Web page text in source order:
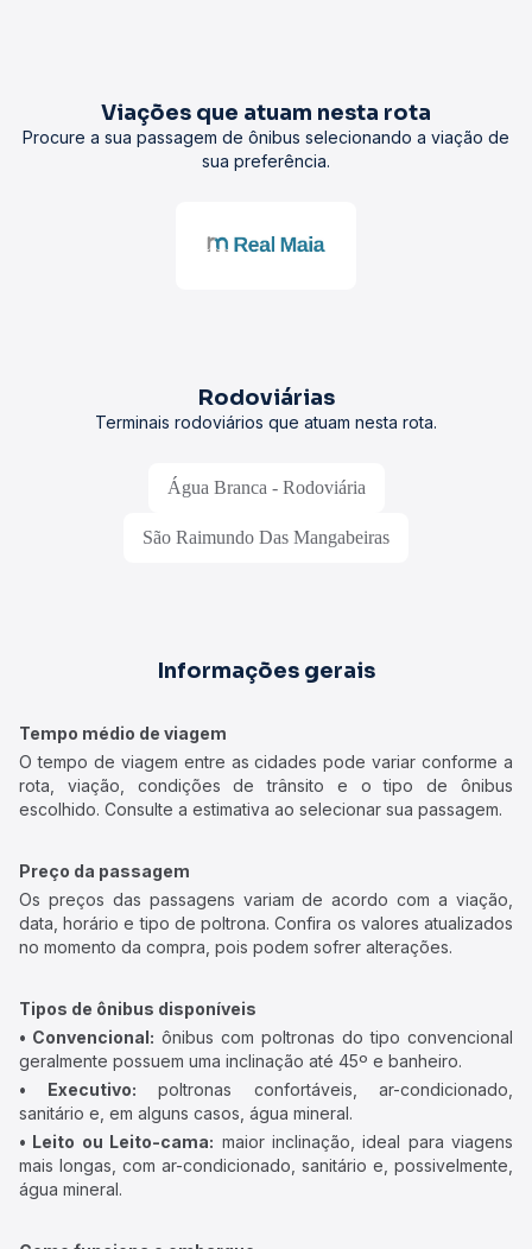
Viações que atuam nesta rota
Procure a sua passagem de ônibus selecionando a viação de
sua preferência.
Rodoviárias
Terminais rodoviários que atuam nesta rota.
Água Branca - Rodoviária
São Raimundo Das Mangabeiras
Informações gerais
Tempo médio de viagem
O tempo de viagem entre as cidades pode variar conforme a
rota, viação, condições de trânsito e o tipo de ônibus
escolhido. Consulte a estimativa ao selecionar sua passagem.
Preço da passagem
Os preços das passagens variam de acordo com a viação,
data, horário e tipo de poltrona. Confira os valores atualizados
no momento da compra, pois podem sofrer alterações.
Tipos de ônibus disponíveis
• Convencional: ônibus com poltronas do tipo convencional
geralmente possuem uma inclinação até 45º e banheiro.
• Executivo: poltronas confortáveis, ar-condicionado,
sanitário e, em alguns casos, água mineral.
• Leito ou Leito-cama: maior inclinação, ideal para viagens
mais longas, com ar-condicionado, sanitário e, possivelmente,
água mineral.